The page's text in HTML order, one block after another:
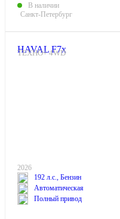
В наличии
Санкт-Петербург
HAVAL F7x
ТЕХНО+ 4WD
2026
192 л.с., Бензин
Автоматическая
Полный привод